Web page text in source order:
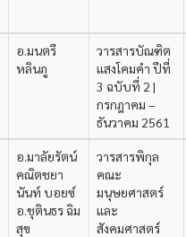
อ.มนตรี
หลินภู
วารสารบัณฑิต
แสงโคมคำ ปีที่
3 ฉบับที่ 2 |
กรกฎาคม –
ธันวาคม 2561
อ.มาลัยรัตน์
คณิตชยา
นันท์ บอยซ์
อ.ชุตินธร ฉิม
สุข
วารสารพิกุล
คณะ
มนุษยศาสตร์
และ
สังคมศาสตร์